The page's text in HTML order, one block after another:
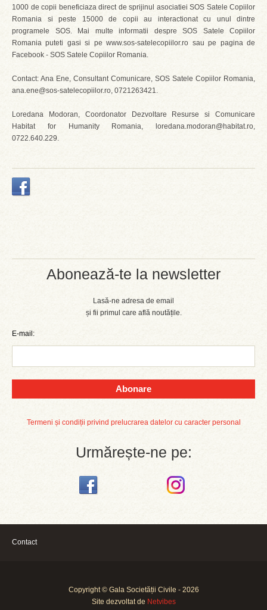
Abonează-te la newsletter
Lasă-ne adresa de email
și fii primul care află noutățile.
E-mail:
Abonare
Termeni și condiții privind prelucrarea datelor cu caracter personal
Urmărește-ne pe:
1000 de copii beneficiaza direct de sprijinul asociatiei SOS Satele Copiilor
Romania si peste 15000 de copii au interactionat cu unul dintre
programele SOS. Mai multe informatii despre SOS Satele Copiilor
Romania puteti gasi si pe www.sos-satelecopiilor.ro sau pe pagina de
Facebook - SOS Satele Copiilor Romania.
Contact: Ana Ene, Consultant Comunicare, SOS Satele Copiilor Romania,
ana.ene@sos-satelecopiilor.ro, 0721263421.
Loredana Modoran, Coordonator Dezvoltare Resurse si Comunicare
Habitat for Humanity Romania, loredana.modoran@habitat.ro,
0722.640.229.
Contact
Copyright © Gala Societății Civile - 2026
Site dezvoltat de Netvibes